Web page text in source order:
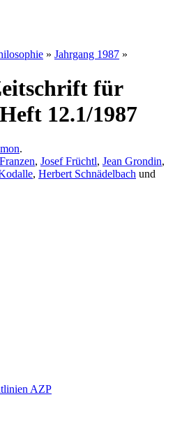
» Jahrgang 1987 »
für
12.1/1987
.
, Josef Früchtl, Jean Grondin,
, Herbert Schnädelbach und
AZP